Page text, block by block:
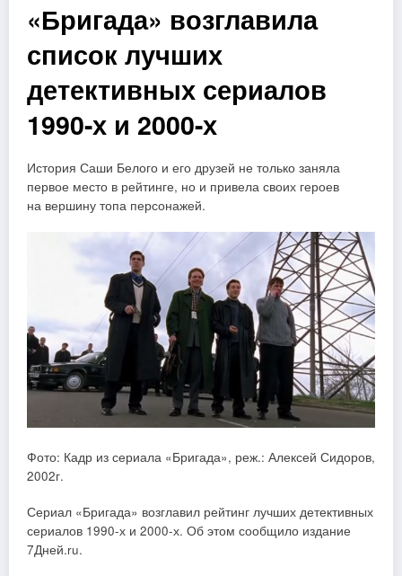
«Бригада» возглавила
список лучших
детективных сериалов
1990-х и 2000-х
История Саши Белого и его друзей не только заняла
первое место в рейтинге, но и привела своих героев
на вершину топа персонажей.
Фото: Кадр из сериала «Бригада», реж.: Алексей Сидоров,
2002г.
Сериал «Бригада» возглавил рейтинг лучших детективных
сериалов 1990-х и 2000-х. Об этом сообщило издание
7Дней.ru.